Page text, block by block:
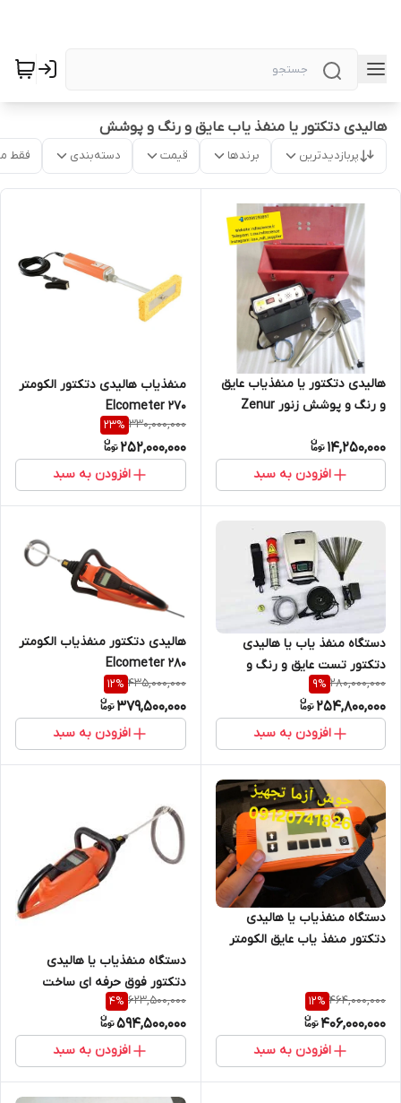
هالیدی دتکتور یا منفذ یاب عایق و رنگ و پوشش
پربازدیدترین برندها قیمت دسته‌بندی فقط
هالیدی دتکتور یا منفذیاب عایق
و رنگ و پوشش زنور Zenur
14,250,000
افزودن به سبد
منفذیاب هالیدی دتکتور الکومتر
Elcometer 270
330,000,000
23%
252,000,000
افزودن به سبد
دستگاه منفذ یاب یا هالیدی
دتکتور تست عایق و رنگ و
پوشش برند هواتک چین مدل
HD-105 (نمایندگی اصلی جوش
آزما تجهیز)
280,000,000
9%
254,800,000
افزودن به سبد
هالیدی دتکتور منفذیاب الکومتر
Elcometer 280
435,000,000
12%
379,500,000
افزودن به سبد
دستگاه منفذیاب یا هالیدی
دتکتور منفذ یاب عایق الکومتر
464,000,000
12%
406,000,000
افزودن به سبد
دستگاه منفذیاب یا هالیدی
دتکتور فوق حرفه ای ساخت
الکومتر انگلستان مدل
پیشرفته
623,500,000
4%
594,500,000
افزودن به سبد